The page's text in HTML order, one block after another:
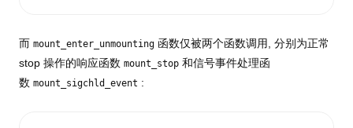
而 mount_enter_unmounting 函数仅被两个函数调用, 分别为正常
stop 操作的响应函数 mount_stop 和信号事件处理函
数 mount_sigchld_event :